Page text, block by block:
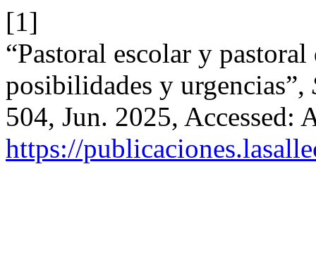
[1]
“Pastoral escolar y
posibilidades y urgencias”,
504, Jun. 2025, Accessed:
https://